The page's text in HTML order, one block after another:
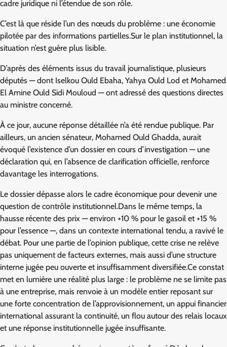
cadre juridique ni l’étendue de son rôle.
C’est là que réside l’un des nœuds du problème : une économie
pilotée par des informations partielles.Sur le plan institutionnel, la
situation n’est guère plus lisible.
D’après des éléments issus du travail journalistique, plusieurs
députés — dont Iselkou Ould Ebaha, Yahya Ould Lod et Mohamed
El Amine Ould Sidi Mouloud — ont adressé des questions directes
au ministre concerné.
À ce jour, aucune réponse détaillée n’a été rendue publique. Par
ailleurs, un ancien sénateur, Mohamed Ould Ghadda, aurait
évoqué l’existence d’un dossier en cours d’investigation — une
déclaration qui, en l’absence de clarification officielle, renforce
davantage les interrogations.
Le dossier dépasse alors le cadre économique pour devenir une
question de contrôle institutionnel.Dans le même temps, la
hausse récente des prix — environ +10 % pour le gasoil et +15 %
pour l’essence —, dans un contexte international tendu, a ravivé le
débat. Pour une partie de l’opinion publique, cette crise ne relève
pas uniquement de facteurs externes, mais aussi d’une structure
interne jugée peu ouverte et insuffisamment diversifiée.Ce constat
met en lumière une réalité plus large : le problème ne se limite pas
à une entreprise, mais renvoie à un modèle entier reposant sur
une forte concentration de l’approvisionnement, un appui financier
international assurant la continuité, un flou autour des relais locaux
et une réponse institutionnelle jugée insuffisante.